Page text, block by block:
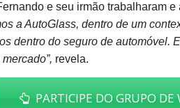
e seu irmão trabalharam
a AutoGlass, dentro de um
dentro do seguro de automóvel.
revela.
PARTICIPE DO GRUPO DE